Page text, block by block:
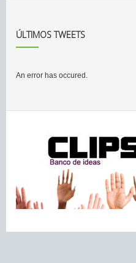
ÚLTIMOS TWEETS
An error has occured.